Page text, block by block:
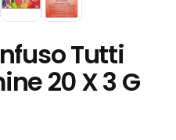
Tutti
20 X 3 G